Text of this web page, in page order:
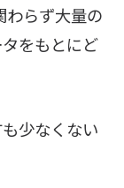
わらず大量の
をもとにど
少なくない